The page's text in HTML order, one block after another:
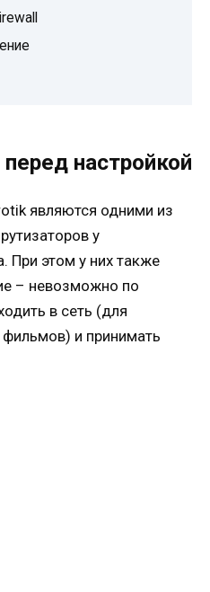
настройкой
являются одними из
у
При этом у них также
– невозможно по
в сеть (для
и принимать